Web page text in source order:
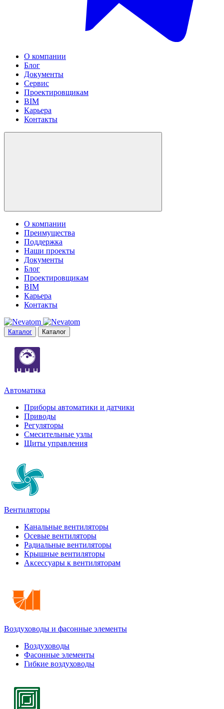
О компании
Блог
Документы
Сервис
Проектировщикам
BIM
Карьера
Контакты
О компании
Преимущества
Поддержка
Наши проекты
Документы
Блог
Проектировщикам
BIM
Карьера
Контакты
Каталог Каталог
Автоматика
Приборы автоматики и датчики
Приводы
Регуляторы
Смесительные узлы
Щиты управления
Вентиляторы
Канальные вентиляторы
Осевые вентиляторы
Радиальные вентиляторы
Крышные вентиляторы
Аксессуары к вентиляторам
Воздуховоды и фасонные элементы
Воздуховоды
Фасонные элементы
Гибкие воздуховоды